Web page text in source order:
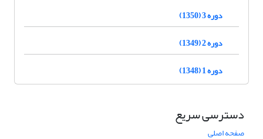
دوره 3 (1350)
دوره 2 (1349)
دوره 1 (1348)
دسترسی سریع
صفحه اصلی